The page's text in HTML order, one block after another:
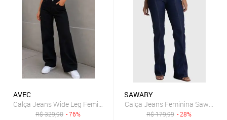
AVEC
Calça Jeans Wide Leg Feminina Preta Cintura Alta Premium Casual
R$329,90 - 76%
SAWARY
Calça Jeans Feminina Sawary
R$179,99 - 28%